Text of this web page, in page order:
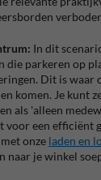
In dit
die parkeren op
Dit is waar
komen. Je kunt
als 'alleen
voor een efficiënt
onze laden en
naar je winkel